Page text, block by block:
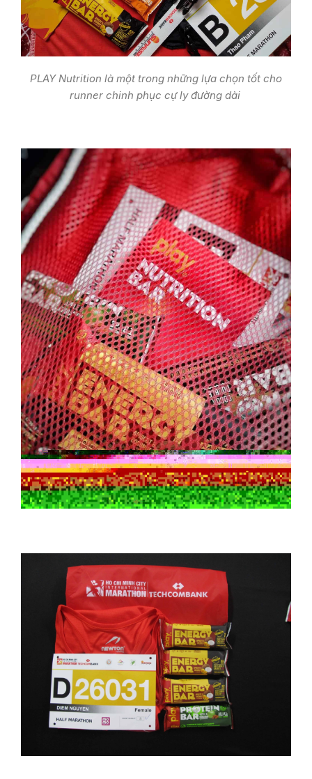
PLAY Nutrition là một trong những lựa chọn tốt cho
runner chinh phục cự ly đường dài